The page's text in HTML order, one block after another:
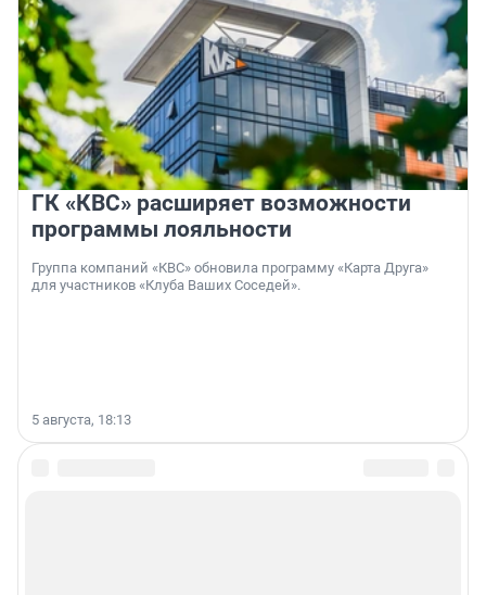
ГК «КВС» расширяет возможности
программы лояльности
Группа компаний «КВС» обновила программу «Карта Друга»
для участников «Клуба Ваших Соседей».
5 августа, 18:13